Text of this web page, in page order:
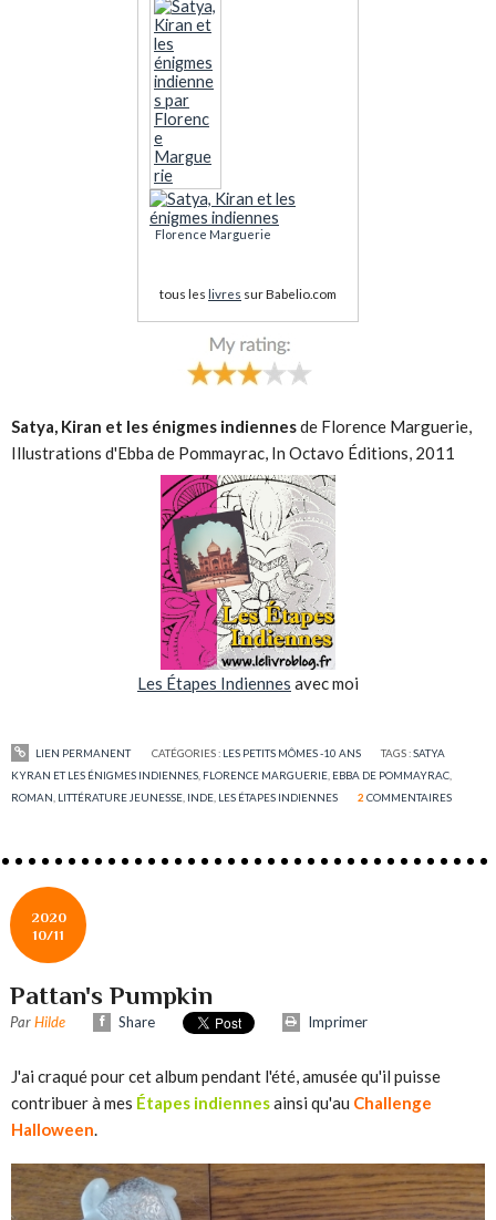
Florence Marguerie
tous les livres sur Babelio.com
Satya, Kiran et les énigmes indiennesde Florence Marguerie,
Illustrations d'Ebba de Pommayrac, In Octavo Éditions, 2011
Les Étapes Indiennes avec moi
LIEN PERMANENT CATÉGORIES : LES PETITS MÔMES -10 ANS TAGS :SATYA
KYRAN ET LES ÉNIGMES INDIENNES FLORENCE MARGUERIE EBBA DE POMMAYRAC
ROMAN LITTÉRATURE JEUNESSE INDE LES ÉTAPES INDIENNES 2 COMMENTAIRES
2020
10/11
Pattan's Pumpkin
Par Hilde Share Imprimer
J'ai craqué pour cet album pendant l'été, amusée qu'il puisse
contribuer à mes Étapes indiennesainsi qu'au Challenge
Halloween.